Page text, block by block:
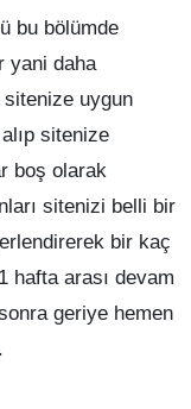
bu bölümde
yani daha
sitenize uygun
sitenize
boş olarak
sitenizi belli bir
bir kaç
hafta arası devam
geriye hemen